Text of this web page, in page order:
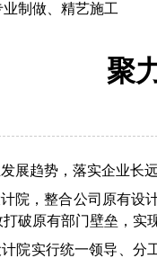
制做、精艺施工
聚
展趋势，落实企业长
院，整合公司原有设
破原有部门壁垒，实
院实行统一领导、分